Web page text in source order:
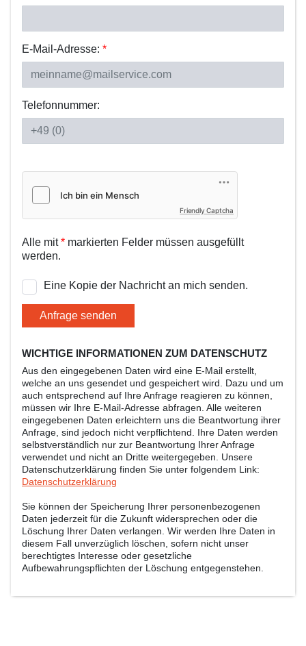
E-Mail-Adresse: *
Telefonnummer:
Friendly Captcha
Alle mit* markierten Felder müssen ausgefüllt
werden.
Eine Kopie der Nachricht an mich senden.
Anfrage senden
WICHTIGE INFORMATIONEN ZUM DATENSCHUTZ
Aus den eingegebenen Daten wird eine E-Mail erstellt,
welche an uns gesendet und gespeichert wird. Dazu und um
auch entsprechend auf Ihre Anfrage reagieren zu können,
müssen wir Ihre E-Mail-Adresse abfragen. Alle weiteren
eingegebenen Daten erleichtern uns die Beantwortung ihrer
Anfrage, sind jedoch nicht verpflichtend. Ihre Daten werden
selbstverständlich nur zur Beantwortung Ihrer Anfrage
verwendet und nicht an Dritte weitergegeben. Unsere
Datenschutzerklärung finden Sie unter folgendem Link:
Datenschutzerklärung
Sie können der Speicherung Ihrer personenbezogenen
Daten jederzeit für die Zukunft widersprechen oder die
Löschung Ihrer Daten verlangen. Wir werden Ihre Daten in
diesem Fall unverzüglich löschen, sofern nicht unser
berechtigtes Interesse oder gesetzliche
Aufbewahrungspflichten der Löschung entgegenstehen.